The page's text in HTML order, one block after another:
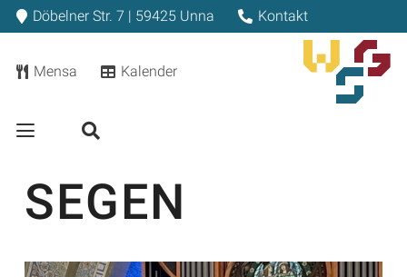
Döbelner Str. 7 | 59425 Unna Kontakt
Mensa Kalender
SEGEN